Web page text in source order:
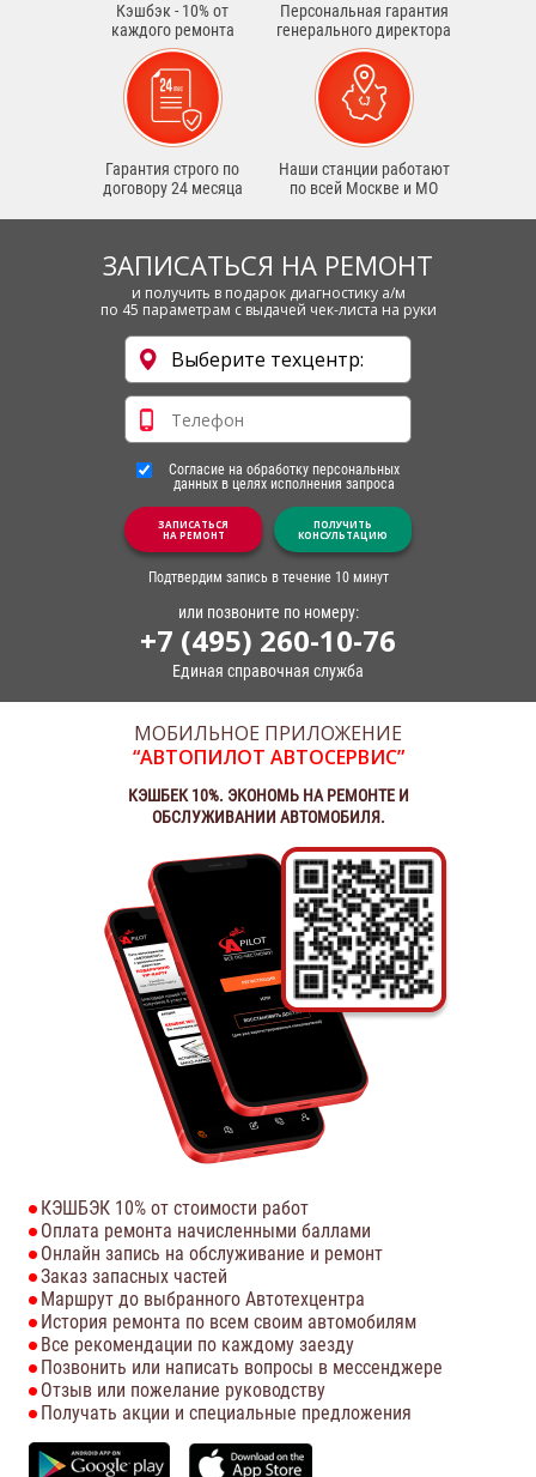
Кэшбэк - 10% от
каждого ремонта
Персональная гарантия
генерального директора
Гарантия строго по
договору 24 месяца
Наши станции работают
по всей Москве и МО
ЗАПИСАТЬСЯ НА РЕМОНТ
и получить в подарок диагностику а/м
по 45 параметрам с выдачей чек-листа на руки
Согласие на обработку персональных
данных в целях исполнения запроса
ЗАПИСАТЬСЯ
НА РЕМОНТ
ПОЛУЧИТЬ
КОНСУЛЬТАЦИЮ
Подтвердим запись в течение 10 минут
или позвоните по номеру:
+7 (495) 260-10-76
Единая справочная служба
МОБИЛЬНОЕ ПРИЛОЖЕНИЕ
“АВТОПИЛОТ АВТОСЕРВИС”
КЭШБЕК 10%. ЭКОНОМЬ НА РЕМОНТЕ И
ОБСЛУЖИВАНИИ АВТОМОБИЛЯ.
КЭШБЭК 10% от стоимости работ
Оплата ремонта начисленными баллами
Онлайн запись на обслуживание и ремонт
Заказ запасных частей
Маршрут до выбранного Автотехцентра
История ремонта по всем своим автомобилям
Все рекомендации по каждому заезду
Позвонить или написать вопросы в мессенджере
Отзыв или пожелание руководству
Получать акции и специальные предложения